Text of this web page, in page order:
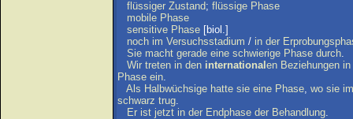
flüssiger Zustand; flüssige Phase
mobile Phase
sensitive Phase [biol.]
noch im Versuchsstadium / in der
Sie macht gerade eine schwierige Phase durch.
Wir treten in den international en Beziehungen in
Phase ein.
Als Halbwüchsige hatte sie eine Phase, wo sie
schwarz trug.
Er ist jetzt in der Endphase der Behandlung.